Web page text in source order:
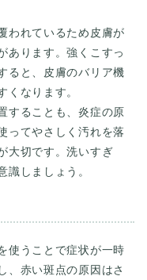
われているため皮膚が
あります。強くこすっ
ると、皮膚のバリア機
くなります。
することも、炎症の原
ってやさしく汚れを落
大切です。洗いすぎ
識しましょう。
使うことで症状が一時
、赤い斑点の原因はさ